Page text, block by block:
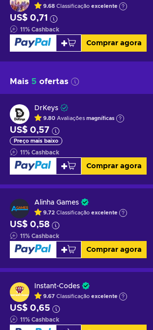
9.68 Classificação excelente
US$ 0,71
11% Cashback
Comprar agora
Mais 5 ofertas
DrKeys
9.80 Avaliações magníficas
US$ 0,57
Preço mais baixo
11% Cashback
Comprar agora
Alinha Games
9.72 Classificação excelente
US$ 0,58
11% Cashback
Comprar agora
Instant-Codes
9.67 Classificação excelente
US$ 0,65
11% Cashback